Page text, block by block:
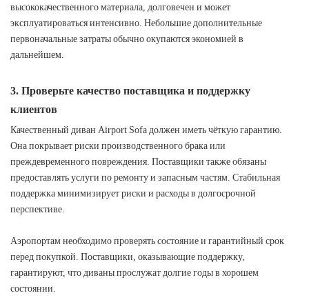
высококачественного материала, долговечен и может
эксплуатироваться интенсивно. Небольшие дополнительные
первоначальные затраты обычно окупаются экономией в
дальнейшем.
3. Проверьте качество поставщика и поддержку
клиентов
Качественный диван Airport Sofa должен иметь чёткую гарантию.
Она покрывает риски производственного брака или
преждевременного повреждения. Поставщики также обязаны
предоставлять услуги по ремонту и запасным частям. Стабильная
поддержка минимизирует риски и расходы в долгосрочной
перспективе.
Аэропортам необходимо проверять состояние и гарантийный срок
перед покупкой. Поставщики, оказывающие поддержку,
гарантируют, что диваны прослужат долгие годы в хорошем
состоянии.